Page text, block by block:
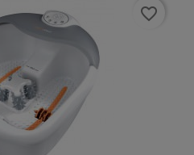
favorite_border